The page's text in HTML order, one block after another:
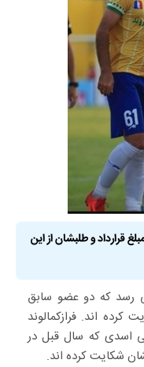
قرارداد و طلبشان از این
رسد که دو عضو سابق
اند. فرازکمالوند
اسدی که سال قبل در
شکایت کرده اند.